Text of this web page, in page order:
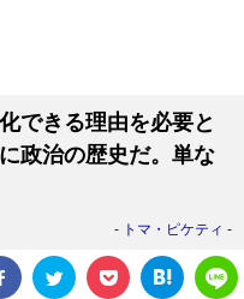
できる理由を必要と
政治の歴史だ。単な
トマ・ピケティ